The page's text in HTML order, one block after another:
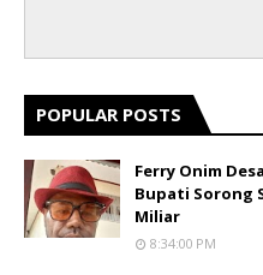
POPULAR POSTS
Ferry Onim
Bupati Sorong
Miliar
8:34:00 PM